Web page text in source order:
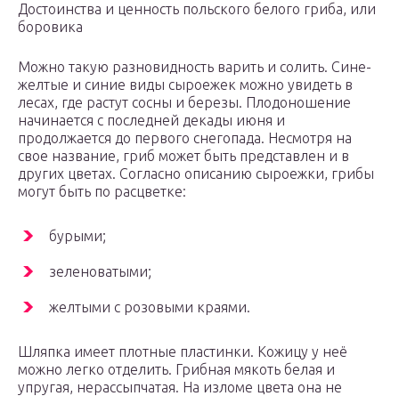
Достоинства и ценность польского белого гриба, или
боровика
Можно такую разновидность варить и солить. Сине-
желтые и синие виды сыроежек можно увидеть в
лесах, где растут сосны и березы. Плодоношение
начинается с последней декады июня и
продолжается до первого снегопада. Несмотря на
свое название, гриб может быть представлен и в
других цветах. Согласно описанию сыроежки, грибы
могут быть по расцветке:
бурыми;
зеленоватыми;
желтыми с розовыми краями.
Шляпка имеет плотные пластинки. Кожицу у неё
можно легко отделить. Грибная мякоть белая и
упругая, нерассыпчатая. На изломе цвета она не